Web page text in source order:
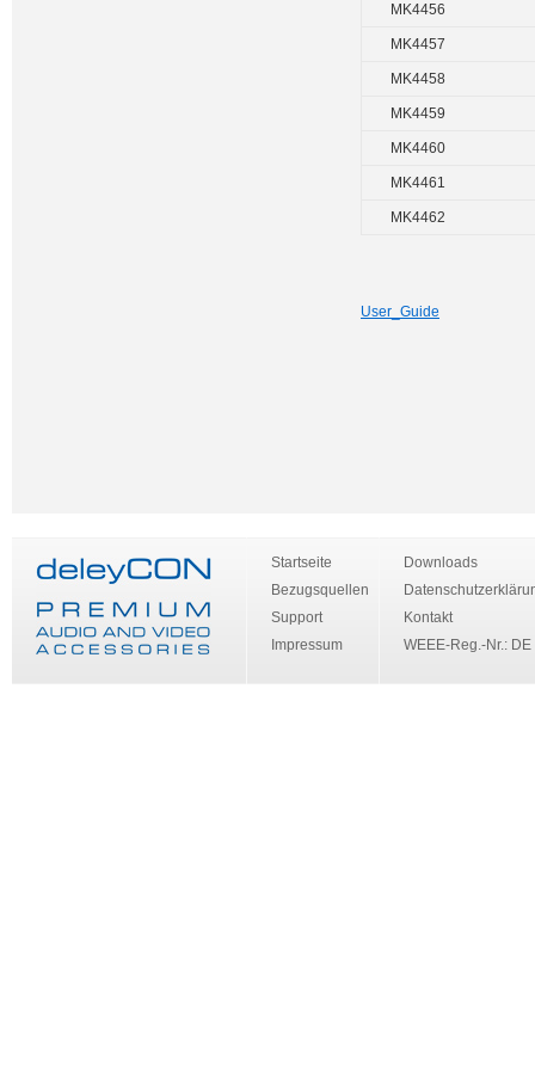
MK4456
MK4457
MK4458
MK4459
MK4460
MK4461
MK4462
User_Guide
Startseite
Bezugsquellen
Support
Impressum
Downloads
Kontakt
WEEE-Reg.-Nr.: